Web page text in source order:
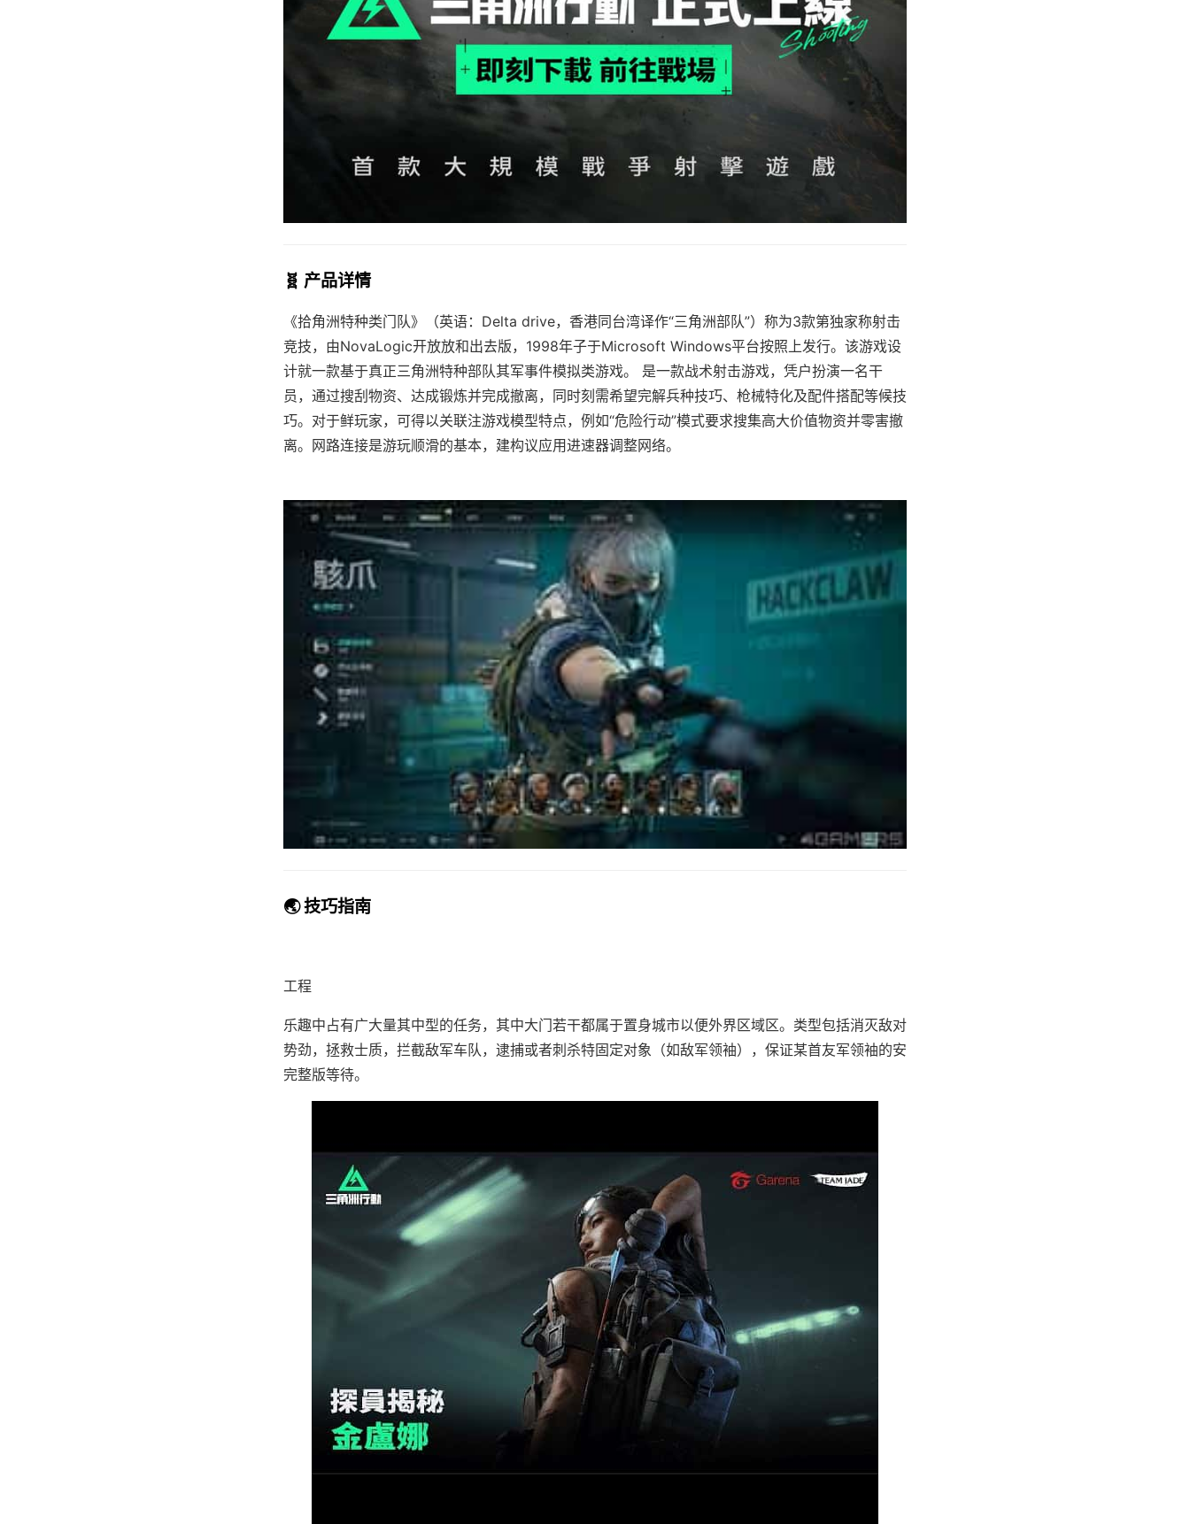
🧬 产品详情
《拾角洲特种类门队》（英语：Delta drive，香港同台湾译作“三角洲部队”）称为3款第独家称射击
竞技，由NovaLogic开放放和出去版，1998年子于Microsoft Windows平台按照上发行。该游戏设
计就一款基于真正三角洲特种部队其军事件模拟类游戏。 是一款战术射击游戏，凭户扮演一名干
员，通过搜刮物资、达成锻炼并完成撤离，同时刻需希望完解兵种技巧、枪械特化及配件搭配等候技
巧。对于鲜玩家，可得以关联注游戏模型特点，例如“危险行动”模式要求搜集高大价值物资并零害撤
离。网路连接是游玩顺滑的基本，建构议应用进速器调整网络。
🌏 技巧指南
工程
乐趣中占有广大量其中型的任务，其中大门若干都属于置身城市以便外界区域区。类型包括消灭敌对
势劲，拯救士质，拦截敌军车队，逮捕或者刺杀特固定对象（如敌军领袖），保证某首友军领袖的安
完整版等待。